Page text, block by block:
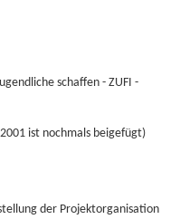
schaffen - ZUFI -
ist nochmals beigefügt)
der Projektorganisation